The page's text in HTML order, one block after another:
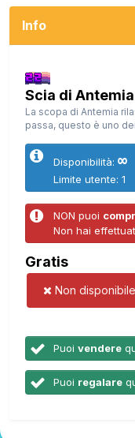
Info
Scia di
La scopa di Antemia
passa, questo è uno
Disponibilità: ∞
Limite utente: 1
NON puoi
Non hai
Gratis
Non disponibile
Puoi vendere
Puoi regalare